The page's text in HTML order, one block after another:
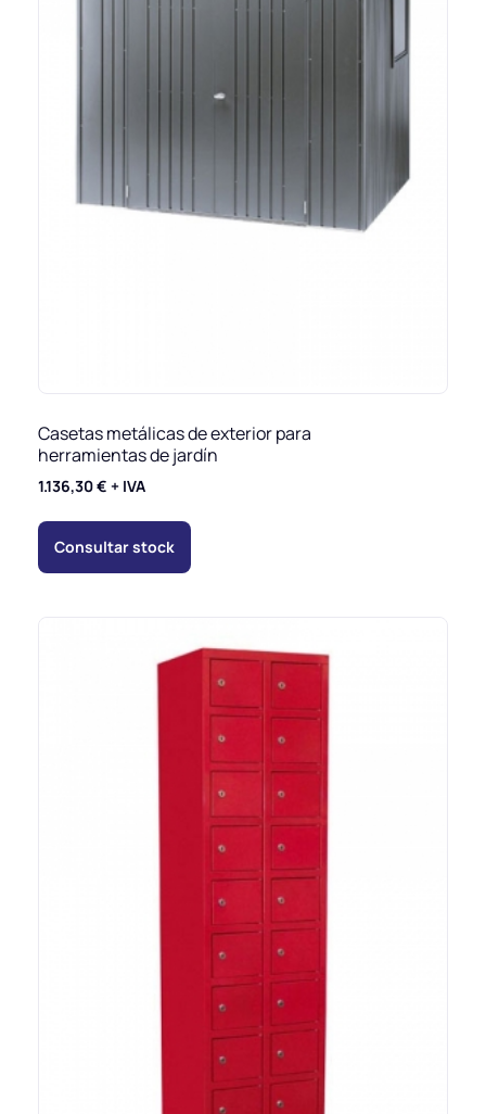
Casetas metálicas de exterior para
herramientas de jardín
1.136,30€ + IVA
Consultar stock